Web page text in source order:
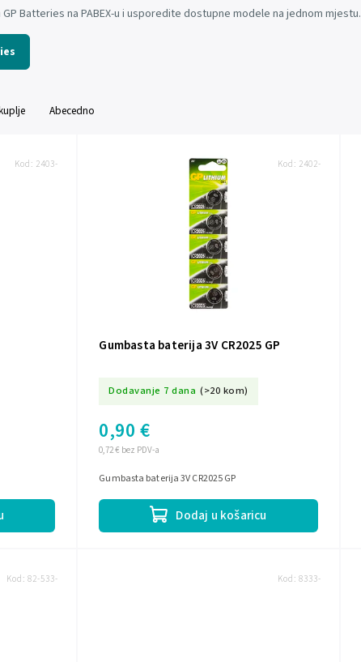
Batteries na PABEX-u i usporedite dostupne modele na jednom mjestu.
Abecedno
Kod: 2403-
Gumbasta baterija 3V CR2025 GP
Dodavanje 7 dana (>20 kom)
0,72 € bez PDV-a
0,90 €
Dodaj u košaricu
Gumbasta baterija 3V CR2025 GP
Kod: 2402-
Kod:82-533- Kod: 8333-